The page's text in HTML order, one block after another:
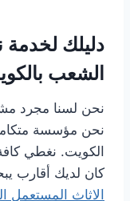
دليلك لخدمة
الشعب
نحن لسنا مجرد
نحن مؤسسة
الكويت. نغطي
كان لديك أقارب
الاثاث المستعمل